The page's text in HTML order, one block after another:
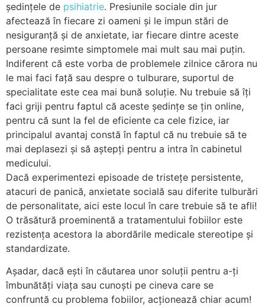
ședințele de psihiatrie. Presiunile sociale din jur
afectează în fiecare zi oameni și le impun stări de
nesiguranță și de anxietate, iar fiecare dintre aceste
persoane resimte simptomele mai mult sau mai puțin.
Indiferent că este vorba de problemele zilnice cărora nu
le mai faci față sau despre o tulburare, suportul de
specialitate este cea mai bună soluție. Nu trebuie să îți
faci griji pentru faptul că aceste ședințe se țin online,
pentru că sunt la fel de eficiente ca cele fizice, iar
principalul avantaj constă în faptul că nu trebuie să te
mai deplasezi și să aștepți pentru a intra în cabinetul
medicului.
Dacă experimentezi episoade de tristețe persistente,
atacuri de panică, anxietate socială sau diferite tulburări
de personalitate, aici este locul în care trebuie să te afli!
O trăsătură proeminentă a tratamentului fobiilor este
rezistența acestora la abordările medicale stereotipe și
standardizate.
Așadar, dacă ești în căutarea unor soluții pentru a-ți
îmbunătăți viața sau cunoști pe cineva care se
confruntă cu problema fobiilor, acționează chiar acum!